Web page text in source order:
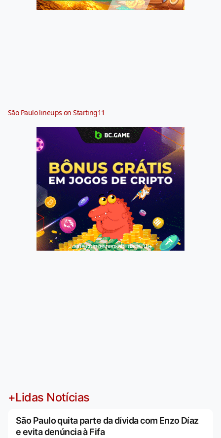
São Paulo lineups on Starting11
Jogue com responsabilidade. 18+
+Lidas Notícias
São Paulo quita parte da dívida com Enzo Díaz
e evita denúncia à Fifa